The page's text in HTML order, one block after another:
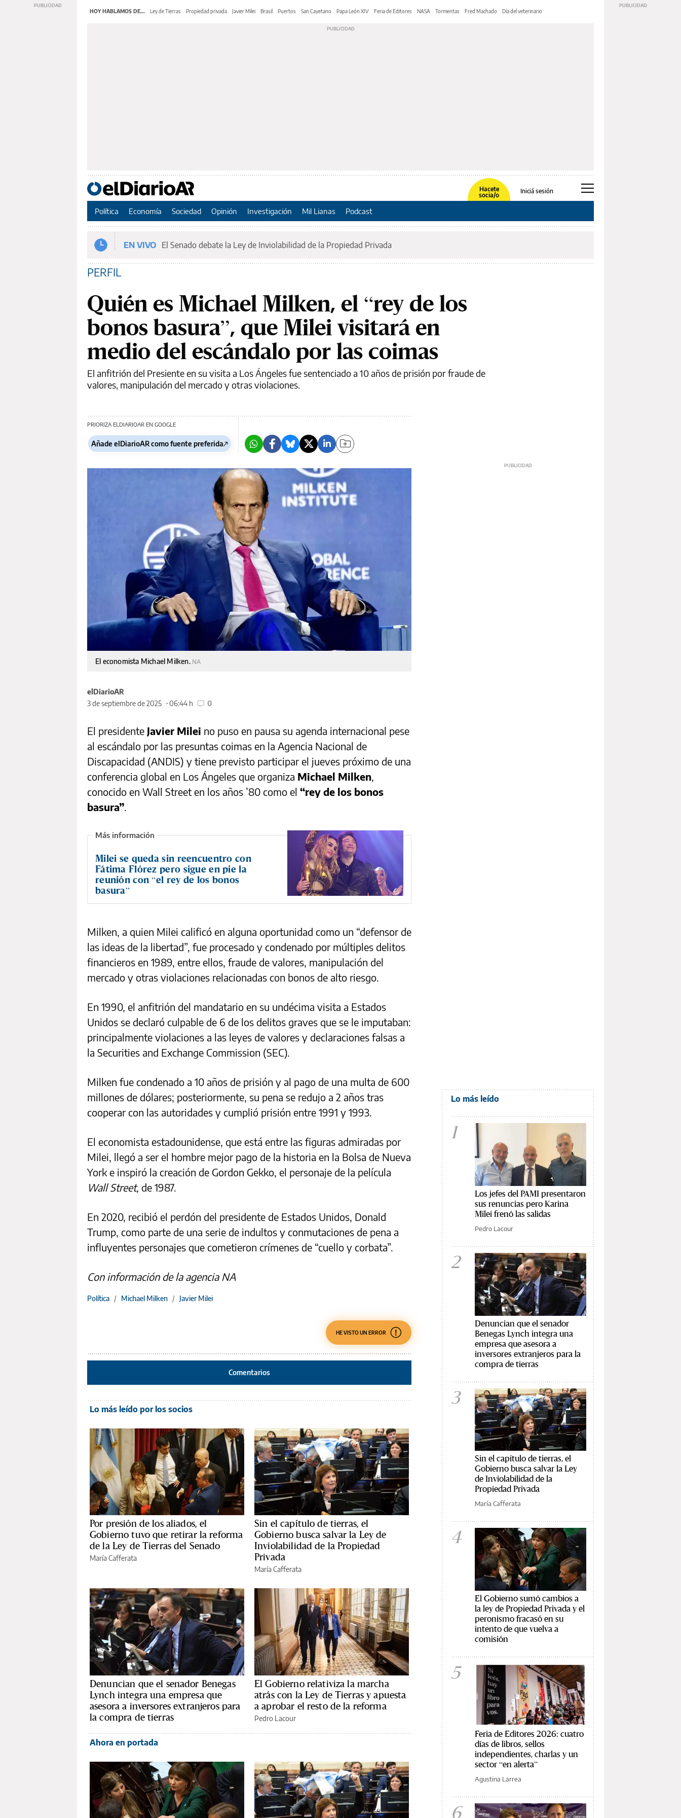
HOY HABLAMOS DE... Ley de Tierras Propiedad privada Javier Milei Brasil Puertos San Cayetano Papa León XIV Feria de Editores NASA Tormentas Fred Machado Día del veterinario
Hacete
socia/o
Iniciá sesión
Política Economía Sociedad Opinión Investigación Mil Lianas Podcast
EN VIVO El Senado debate la Ley de Inviolabilidad de la Propiedad Privada
PERFIL
Quién es Michael Milken, el “rey de los
bonos basura”, que Milei visitará en
medio del escándalo por las coimas
El anfitrión del Presiente en su visita a Los Ángeles fue sentenciado a 10 años de prisión por fraude de
valores, manipulación del mercado y otras violaciones.
PRIORIZA ELDIARIOAR EN GOOGLE
Añade elDiarioAR como fuente preferida
El economista Michael Milken. NA
elDiarioAR
3 de septiembre de 2025
06:44 h 0
El presidente Javier Milei no puso en pausa su agenda internacional pese
al escándalo por las presuntas coimas en la Agencia Nacional de
Discapacidad (ANDIS) y tiene previsto participar el jueves próximo de una
conferencia global en Los Ángeles que organiza Michael Milken,
conocido en Wall Street en los años ’80 como el “rey de los bonos
basura”.
Milei se queda sin reencuentro con
Fátima Flórez pero sigue en pie la
reunión con “el rey de los bonos
basura”
Milken, a quien Milei calificó en alguna oportunidad como un “defensor de
las ideas de la libertad”, fue procesado y condenado por múltiples delitos
financieros en 1989, entre ellos, fraude de valores, manipulación del
mercado y otras violaciones relacionadas con bonos de alto riesgo.
En 1990, el anfitrión del mandatario en su undécima visita a Estados
Unidos se declaró culpable de 6 de los delitos graves que se le imputaban:
principalmente violaciones a las leyes de valores y declaraciones falsas a
la Securities and Exchange Commission (SEC).
Milken fue condenado a 10 años de prisión y al pago de una multa de 600
millones de dólares; posteriormente, su pena se redujo a 2 años tras
cooperar con las autoridades y cumplió prisión entre 1991 y 1993.
El economista estadounidense, que está entre las figuras admiradas por
Milei, llegó a ser el hombre mejor pago de la historia en la Bolsa de Nueva
York e inspiró la creación de Gordon Gekko, el personaje de la película
Wall Street, de 1987.
En 2020, recibió el perdón del presidente de Estados Unidos, Donald
Trump, como parte de una serie de indultos y conmutaciones de pena a
influyentes personajes que cometieron crímenes de “cuello y corbata”.
Con información de la agencia NA
Política / Michael Milken / Javier Milei
HE VISTO UN ERROR
Comentarios
Lo más leído por los socios
Por presión de los aliados, el
Gobierno tuvo que retirar la reforma
de la Ley de Tierras del Senado
María Cafferata
Sin el capítulo de tierras, el
Gobierno busca salvar la Ley de
Inviolabilidad de la Propiedad
Privada
María Cafferata
Denuncian que el senador Benegas
Lynch integra una empresa que
asesora a inversores extranjeros para
la compra de tierras
El Gobierno relativiza la marcha
atrás con la Ley de Tierras y apuesta
a aprobar el resto de la reforma
Pedro Lacour
Ahora en portada
Lo más leído
1
Los jefes del PAMI presentaron
sus renuncias pero Karina
Milei frenó las salidas
Pedro Lacour
2
Denuncian que el senador
Benegas Lynch integra una
empresa que asesora a
inversores extranjeros para la
compra de tierras
3
Sin el capítulo de tierras, el
Gobierno busca salvar la Ley
de Inviolabilidad de la
Propiedad Privada
María Cafferata
4
El Gobierno sumó cambios a
la ley de Propiedad Privada y el
peronismo fracasó en su
intento de que vuelva a
comisión
5
Feria de Editores 2026: cuatro
días de libros, sellos
independientes, charlas y un
sector “en alerta”
Agustina Larrea
6